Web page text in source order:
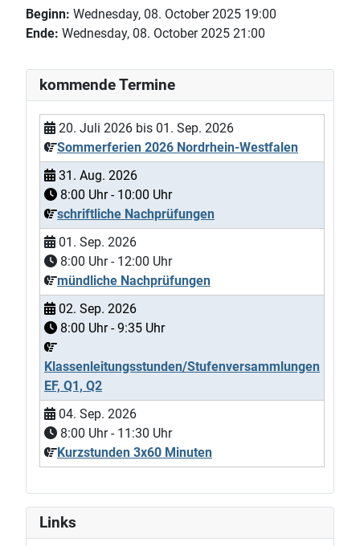
Beginn: Wednesday, 08. October 2025 19:00
Ende: Wednesday, 08. October 2025 21:00
kommende Termine
20. Juli 2026 bis 01. Sep. 2026
Sommerferien 2026 Nordrhein-Westfalen
31. Aug. 2026
8:00 Uhr - 10:00 Uhr
schriftliche Nachprüfungen
01. Sep. 2026
8:00 Uhr - 12:00 Uhr
mündliche Nachprüfungen
02. Sep. 2026
8:00 Uhr -9:35 Uhr
Klassenleitungsstunden/Stufenversammlungen
EF, Q1, Q2
04. Sep. 2026
8:00 Uhr - 11:30 Uhr
Kurzstunden 3x60 Minuten
Links